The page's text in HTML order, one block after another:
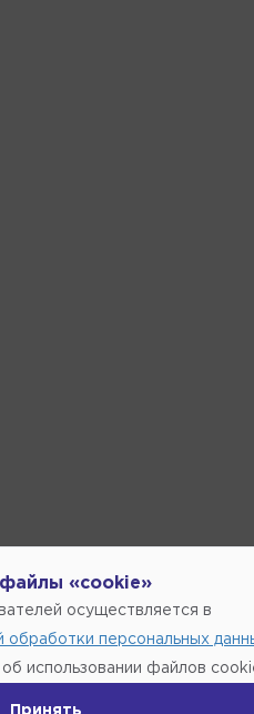
файлы «cookie»
осуществляется в
обработки персональных
использовании файлов
Принять